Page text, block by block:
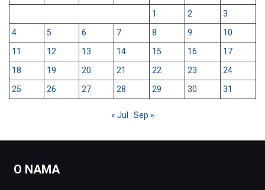
1
2
3
4
5 6 7 8 9
10
11
12 13 14 15 16
17
18
19 20 21 22 23
24
25
26 27 28 29 30 31
« Jul Sep »
O NAMA